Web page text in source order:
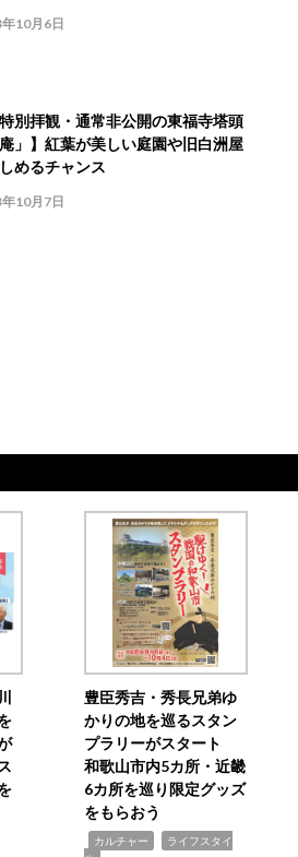
10月6日
特別拝観・通常非公開の東福寺塔頭
庵」】紅葉が美しい庭園や旧白洲屋
めるチャンス
10月7日
豊臣秀吉・秀長兄弟ゆ
かりの地を巡るスタン
プラリーがスタート
和歌山市内5カ所・近畿
6カ所を巡り限定グッズ
をもらおう
カルチャー
ライフスタイ